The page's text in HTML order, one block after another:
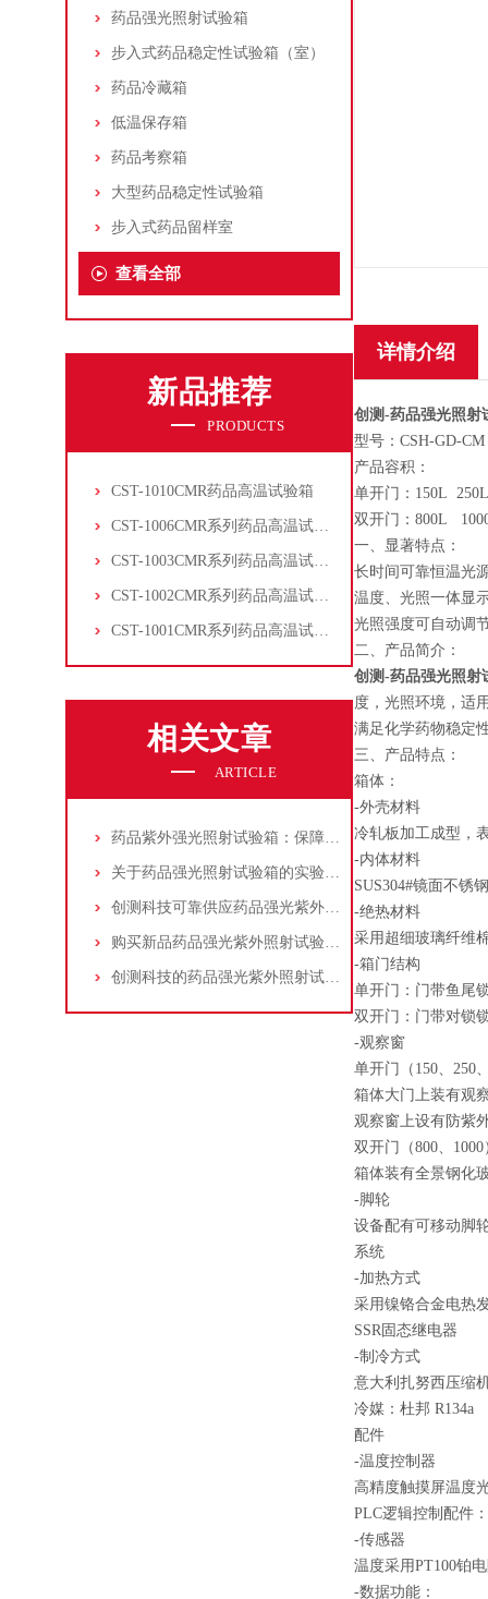
药品强光照射试验箱
步入式药品稳定性试验箱（室）
药品冷藏箱
低温保存箱
药品考察箱
大型药品稳定性试验箱
步入式药品留样室
查看全部
新品推荐
PRODUCTS
CST-1010CMR药品高温试验箱
CST-1006CMR系列药品高温试验箱
CST-1003CMR系列药品高温试验箱
CST-1002CMR系列药品高温试验箱
CST-1001CMR系列药品高温试验箱
相关文章
ARTICLE
药品紫外强光照射试验箱：保障药品光稳定性的关键设备
关于药品强光照射试验箱的实验分类有哪些你知道么?
创测科技可靠供应药品强光紫外照射试验箱
购买新品药品强光紫外照射试验箱选择创测科技
创测科技的药品强光紫外照射试验箱怎么样_药品强光紫外照射试验箱
详情介绍
创测-药品强光照射
型号：CSH-GD-CM
产品容积：
单开门：150L
双开门：800L
一、显著特点：
长时间可靠恒温光
温度、光照一体显
光照强度可自动调
二、产品简介：
创测-药品强光照射
度，光照环境，适
满足化学药物稳定
三、产品特点：
箱体：
-外壳材料
冷轧板加工成型，
-内体材料
SUS304#镜面不锈
-绝热材料
采用超细玻璃纤维
-箱门结构
单开门：门带鱼尾
双开门：门带对锁
-观察窗
单开门（150、250
箱体大门上装有观
观察窗上设有防紫
双开门（800、1000
箱体装有全景钢化
-脚轮
设备配有可移动脚
系统
-加热方式
采用镍铬合金电热
SSR固态继电器
-制冷方式
意大利扎努西压缩
冷媒：杜邦 R134a
配件
-温度控制器
高精度触摸屏温度
PLC逻辑控制配件：
-传感器
温度采用PT100铂
-数据功能：